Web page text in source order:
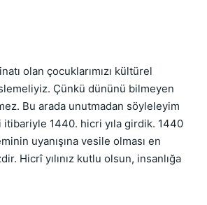
olan çocuklarımızı kültürel
Çünkü dününü bilmeyen
Bu arada unutmadan söyleleyim
itibariyle 1440. hicri yıla girdik. 1440
uyanışına vesile olması en
Hicrî yılınız kutlu olsun, insanlığa